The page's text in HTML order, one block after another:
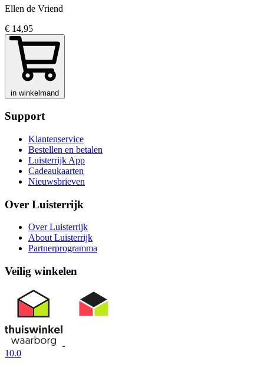
Ellen de Vriend
€ 14,95
in winkelmand
Support
Klantenservice
Bestellen en betalen
Luisterrijk App
Cadeaukaarten
Nieuwsbrieven
Over Luisterrijk
Over Luisterrijk
About Luisterrijk
Partnerprogramma
Veilig winkelen
10.0